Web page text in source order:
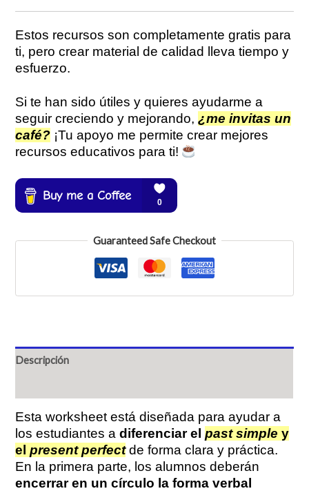
Estos recursos son completamente gratis para
ti, pero crear material de calidad lleva tiempo y
esfuerzo.
Si te han sido útiles y quieres ayudarme a
seguir creciendo y mejorando,¿me invitas un
café? ¡Tu apoyo me permite crear mejores
recursos educativos para ti!
Guaranteed Safe Checkout
Descripción
Esta worksheet está diseñada para ayudar a
los estudiantes adiferenciar elpast simple y
elpresent perfectde forma clara y práctica.
En la primera parte, los alumnos deberán
encerrar en un círculo la forma verbal